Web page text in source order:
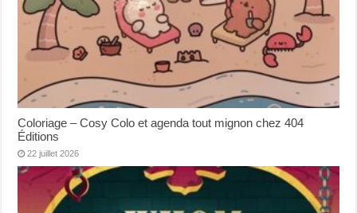
Coloriage – Cosy Colo et agenda tout mignon chez 404
Éditions
22 juillet 2026